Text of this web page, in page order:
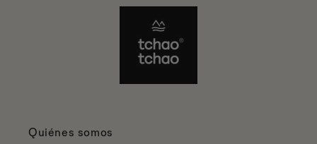
Quiénes somos